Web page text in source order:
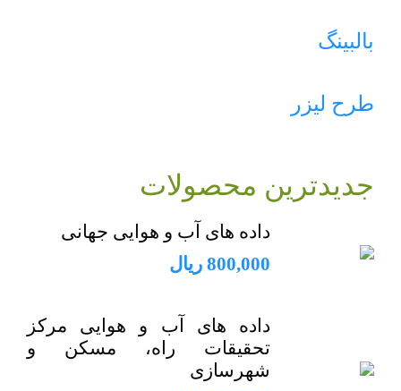
بالبینگ
طرح لیزر
جدیدترین محصولات
داده های آب و هوایی جهانی
800,000 ریال
داده های آب و هوایی مرکز
تحقیقات راه، مسکن و
شهرسازی